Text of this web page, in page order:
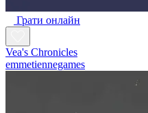
Грати онлайн
Vea's Chronicles
emmetiennegames